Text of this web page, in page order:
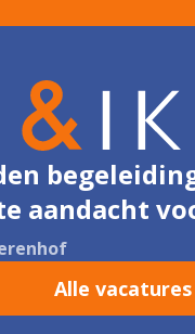
aandacht
Alle vacatures